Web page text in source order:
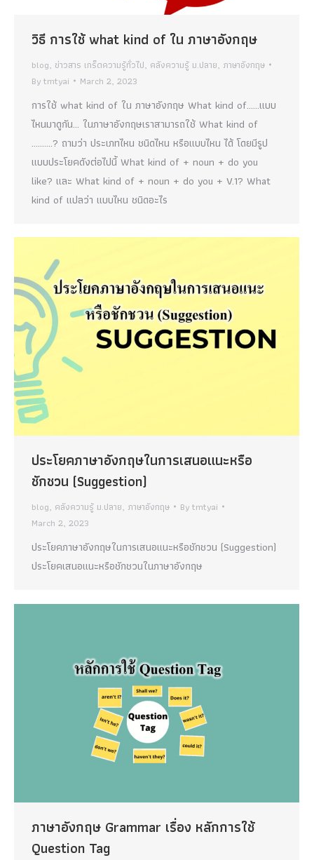
วิธี การใช้ what kind of ใน ภาษาอังกฤษ
blog, ข่าวสาร เกร็ดความรู้ทั่วไป, คลังความรู้ ม.ปลาย, ภาษาอังกฤษ
Bytmtyai March 2, 2023
การใช้ what kind of ใน ภาษาอังกฤษ What kind of……แบบ
ไหนมาดูกัน… ในภาษาอังกฤษเราสามารถใช้ What kind of
……….? ถามว่า ประเภทไหน ชนิดไหน หรือแบบไหน ได้ โดยมีรูป
แบบประโยคดังต่อไปนี้ What kind of + noun + do you
like? และ What kind of + noun + do you + V.1? What
kind of แปลว่า แบบไหน ชนิดอะไร
ประโยคภาษาอังกฤษในการเสนอแนะหรือ
ชักชวน (Suggestion)
blog, คลังความรู้ ม.ปลาย, ภาษาอังกฤษ Bytmtyai
March 2, 2023
ประโยคภาษาอังกฤษในการเสนอแนะหรือชักชวน (Suggestion)
ประโยคเสนอแนะหรือชักชวนในภาษาอังกฤษ
ภาษาอังกฤษ Grammar เรื่อง หลักการใช้
Question Tag